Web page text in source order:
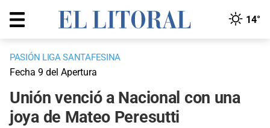
14°
PASIÓN LIGA SANTAFESINA
Fecha 9 del Apertura
Unión venció a Nacional con una
joya de Mateo Peresutti